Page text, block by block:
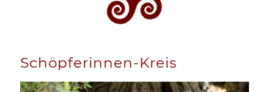
Schöpferinnen-Kreis